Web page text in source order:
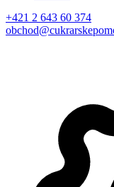
+421 2 643 60 374